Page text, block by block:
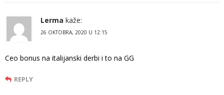
Lerma kaže:
26 OKTOBRA, 2020 U 12:15
Ceo bonus na italijanski derbi i to na GG
REPLY